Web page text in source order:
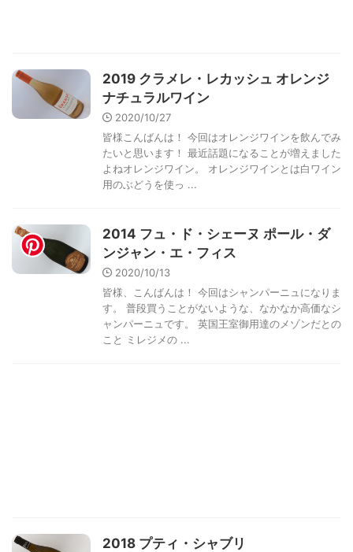
2019 クラメレ・レカッシュ オレンジ
ナチュラルワイン
2020/10/27
皆様こんばんは！ 今回はオレンジワインを飲んでみ
たいと思います！ 最近話題になることが増えました
よねオレンジワイン。 オレンジワインとは白ワイン
用のぶどうを使っ ...
2014 フュ・ド・シェーヌ ポール・ダ
ンジャン・エ・フィス
2020/10/13
皆様、こんばんは！ 今回はシャンパーニュになりま
す。 普段買うことがないような、なかなか高価なシ
ャンパーニュです。 英国王室御用達のメゾンだとの
こと ミレジメの ...
2018 プティ・シャブリ